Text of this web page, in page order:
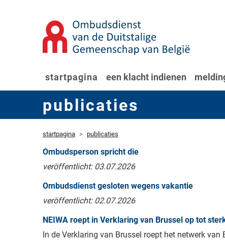
startpagina een klacht indienen
publicaties
startpagina publicaties
Ombudsperson spricht die
veröffentlicht: 03.07.2026
Ombudsdienst gesloten wegens vakantie
veröffentlicht: 02.07.2026
NEIWA roept in Verklaring van Brussel op tot
In de Verklaring van Brussel roept het netwerk